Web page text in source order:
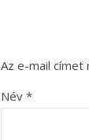
Az e-mail címet
Név *